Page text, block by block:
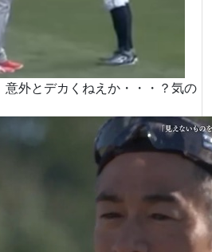
外とデカくねえか・・・？気の